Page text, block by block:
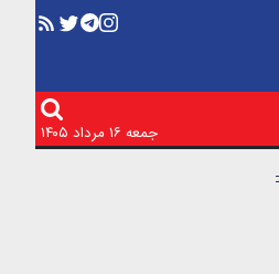
جمعه ۱۶ مرداد ۱۴۰۵